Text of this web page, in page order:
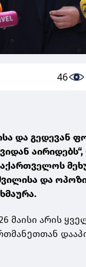
46
და გედევან
აირიდებს“,
და
მაისი არის